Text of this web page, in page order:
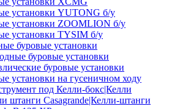
установки YUTONG б/у
установки ZOOMLION б/у
установки TYSIM б/у
буровые установки
буровые установки
буровые установки
установки на гусеничном ходу
под Келли-бокс|Келли
штанги Casagrande|Келли-штанги